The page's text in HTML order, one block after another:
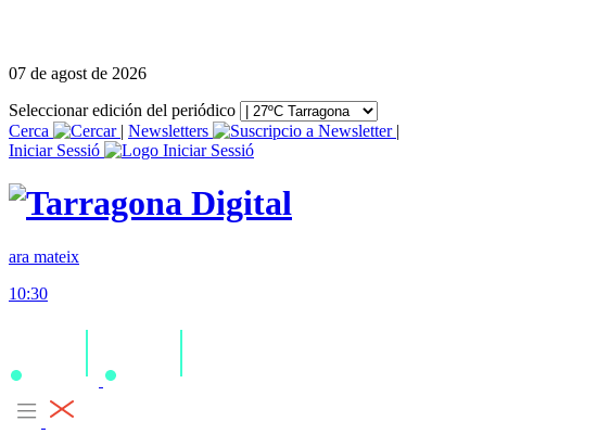
07 de agost de 2026
Seleccionar edición del periódico
Cerca
| Newsletters
|
Iniciar Sessió
ara mateix
10:30